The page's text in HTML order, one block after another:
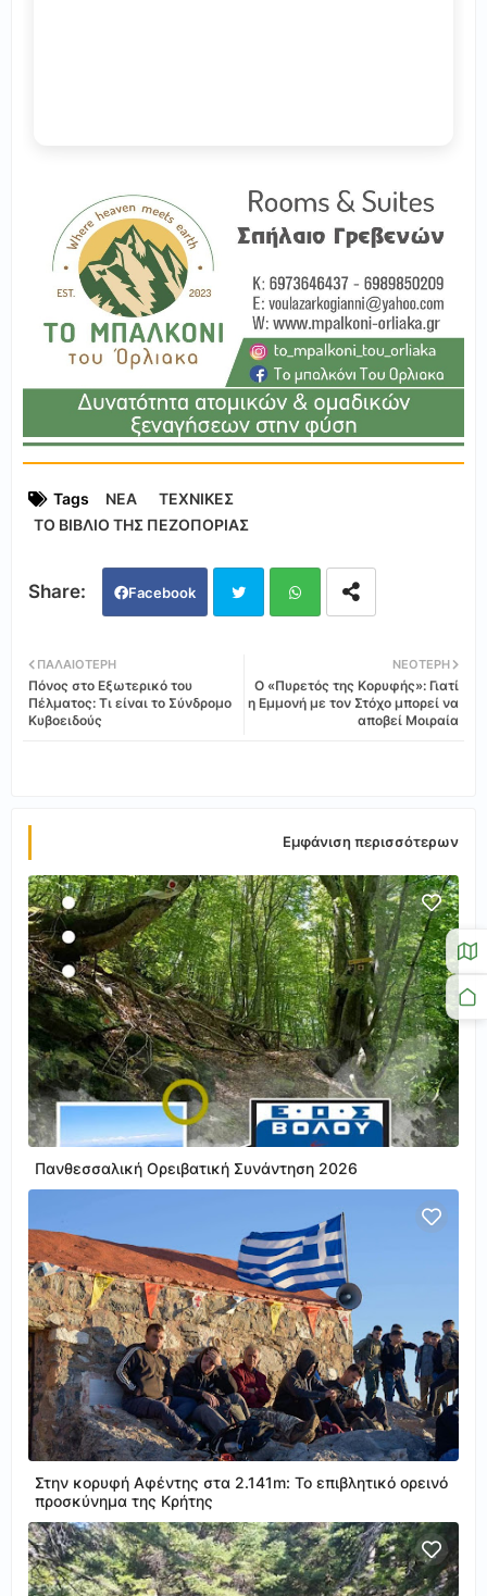
Tags ΝΕΑ
ΤΕΧΝΙΚΕΣ
ΤΟ ΒΙΒΛΙΟ ΤΗΣ ΠΕΖΟΠΟΡΙΑΣ
Facebook
ats
ΝΕΌΤΕΡΗ
Ο «Πυρετός της Κορυφής»: Γιατί
η Εμμονή με τον Στόχο μπορεί να
αποβεί Μοιραία
ΠΑΛΑΙΌΤΕΡΗ
Πόνος στο Εξωτερικό του
Πέλματος: Τι είναι το Σύνδρομο
Κυβοειδούς
Εμφάνιση περισσότερων
Πανθεσσαλική Ορειβατική Συνάντηση 2026
Στην κορυφή Αφέντης στα 2.141m: Το επιβλητικό ορεινό
προσκύνημα της Κρήτης